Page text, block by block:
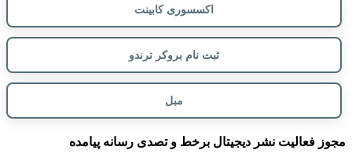
اکسسوری کابینت
ثبت نام بروکر ترندو
مبل
مجوز فعالیت نشر دیجیتال برخط و تصدی رسانه پیامده